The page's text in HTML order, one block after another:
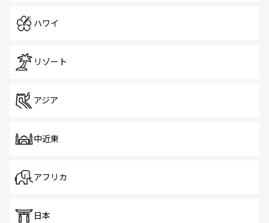
ハワイ
リゾート
アジア
中近東
アフリカ
日本